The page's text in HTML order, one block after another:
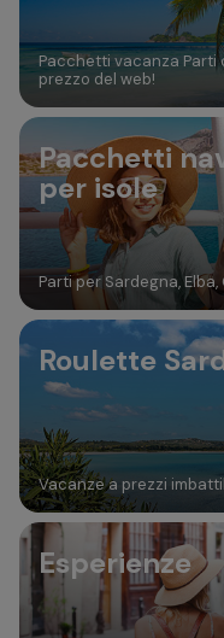
Pacchetti vacanza Parti
prezzo del web!
Pacchetti
per isole
Parti per Sardegna,
Roulette
Vacanze a prezzi
Esperienze